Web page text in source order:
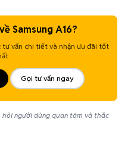
Samsung A16?
tư vấn chi tiết và nhận ưu đãi tốt
Gọi tư vấn ngay
người dùng quan tâm và thắc